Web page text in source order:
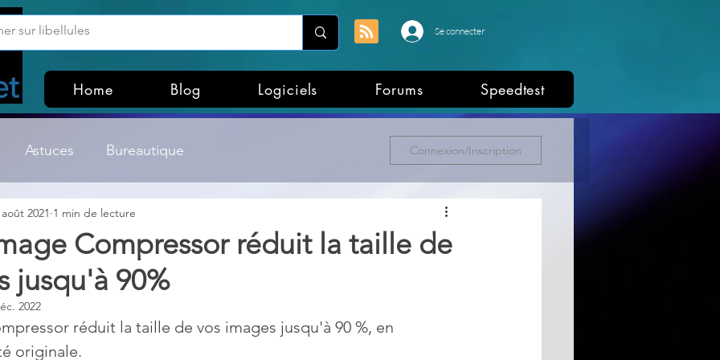
Se connecter
Home Blog Logiciels Forums Speedtest
Astuces Bureautique
Customisation Windows
de fichiers Gestion Système
& Photoshop
Connexion/Inscription
Compressor réduit la taille de
jusqu'à 90%
2021 1 min de lecture
2022
réduit la taille de vos images jusqu'à 90 %, en
originale.